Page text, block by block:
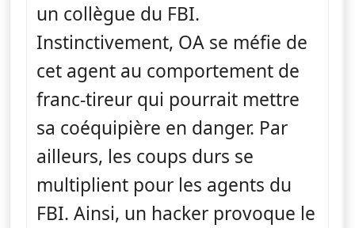
un collègue du FBI.
Instinctivement, OA se méfie de
cet agent au comportement de
franc-tireur qui pourrait mettre
sa coéquipière en danger. Par
ailleurs, les coups durs se
multiplient pour les agents du
FBI. Ainsi, un hacker provoque le